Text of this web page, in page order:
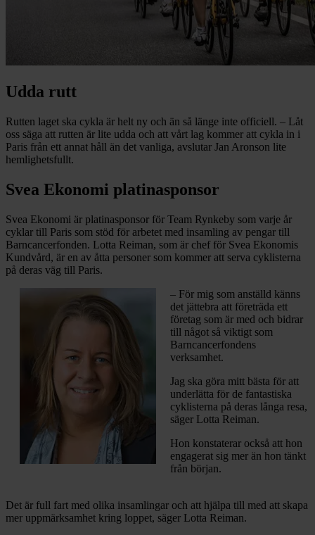
Udda rutt
Rutten laget ska cykla är helt ny och än så länge inte officiell. – Låt
oss säga att rutten är lite udda och att vårt lag kommer att cykla in i
Paris från ett annat håll än det vanliga, avslutar Jan Aronson lite
hemlighets­fullt.
Svea Ekonomi platinasponsor
Svea Ekonomi är platinasponsor för Team Rynkeby som varje år
cyklar till Paris som stöd för arbetet med insamling av pengar till
Barncancerfonden. Lotta Reiman, som är chef för Svea Ekonomis
Kundvård, är en av åtta personer som kommer att serva cyklisterna
på deras väg till Paris.
– För mig som anställd känns
det jättebra att företräda ett
företag som är med och bidrar
till något så viktigt som
Barncancer­fondens
verksamhet.
Jag ska göra mitt bästa för att
underlätta för de fantastiska
cyklisterna på deras långa resa,
säger Lotta Reiman.
Hon konstaterar också att hon
engagerat sig mer än hon tänkt
från början.
Det är full fart med olika insamlingar och att hjälpa till med att skapa
mer uppmärksamhet kring loppet, säger Lotta Reiman.